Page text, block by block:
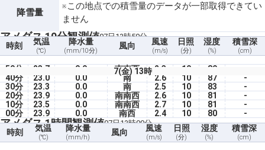
降雪量
※この地点での積雪量のデータが一部取得できてい
ません
アメダス 10分観測値07日13時50分
時刻 気温
(℃)
降水量
(mm/10分)
風向 風速
(m/s)
日照
(分)
湿度
(%)
積雪深
(cm)
7(金) 13時
50分 23.7 0.0 南南西 2.3 10 80
40分
23.0 0.0 南 2.6 10 87
-
30分
23.3 0.0 南 2.5 10 83
-
20分
23.9 0.0 南南西 2.6 10 81
-
10分
23.5 0.0 南南西 2.7 10 81
-
00分
23.9 0.0 南西 2.4 10 80 -
アメダス 1時間観測値07日13時00分
時刻 気温
(℃)
降水量
(mm/h)
風向 風速
(m/s)
日照
(分)
湿度
(%)
積雪深
(cm)